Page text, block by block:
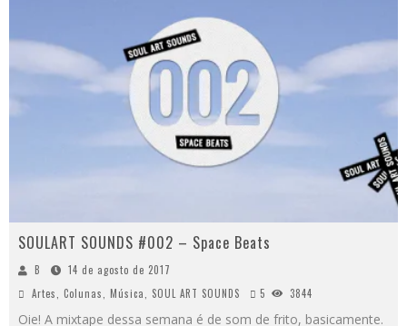
SOULART SOUNDS #002 – Space Beats
B
14 de agosto de 2017
Artes, Colunas, Música, SOUL ART SOUNDS 5 3844
Oie! A mixtape dessa semana é de som de frito, basicamente.